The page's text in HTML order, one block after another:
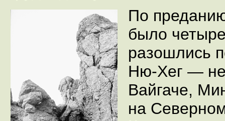
По
было
разошлись
Ню-Хег —
Вайгаче,
на